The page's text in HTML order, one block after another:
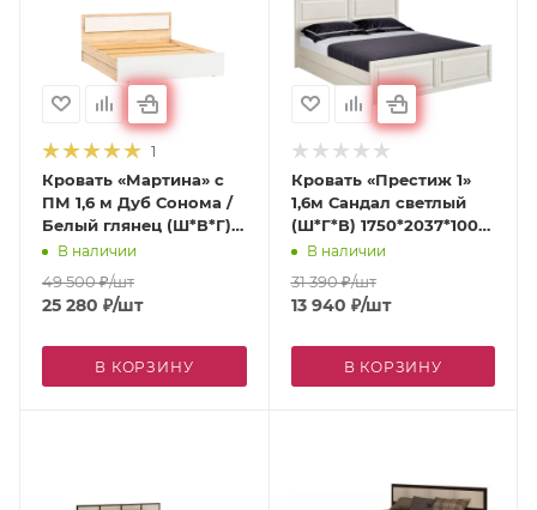
1
Кровать «Мартина» с
ПМ 1,6 м Дуб Сонома /
Белый глянец (Ш*В*Г)
1635х800х2037 мм
В наличии
49 500₽/шт
25 280 ₽/шт
В КОРЗИНУ
Кровать «Престиж 1»
1,6м Сандал светлый
(Ш*Г*В) 1750*2037*1000
ммВ наличии
31 390₽/шт
13 940 ₽/шт
В КОРЗИНУ